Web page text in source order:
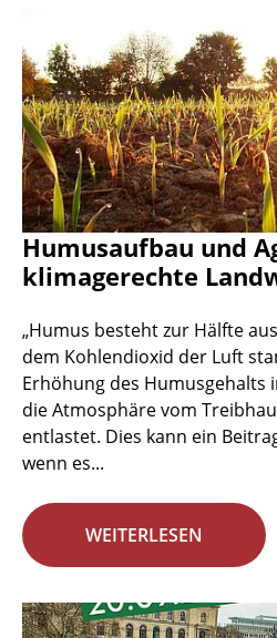
Humusaufbau und
klimagerechte
„Humus besteht zur Hälfte
dem Kohlendioxid der Luft
Erhöhung des Humusgehalts
die Atmosphäre vom
entlastet. Dies kann ein
wenn es...
WEITERLESEN